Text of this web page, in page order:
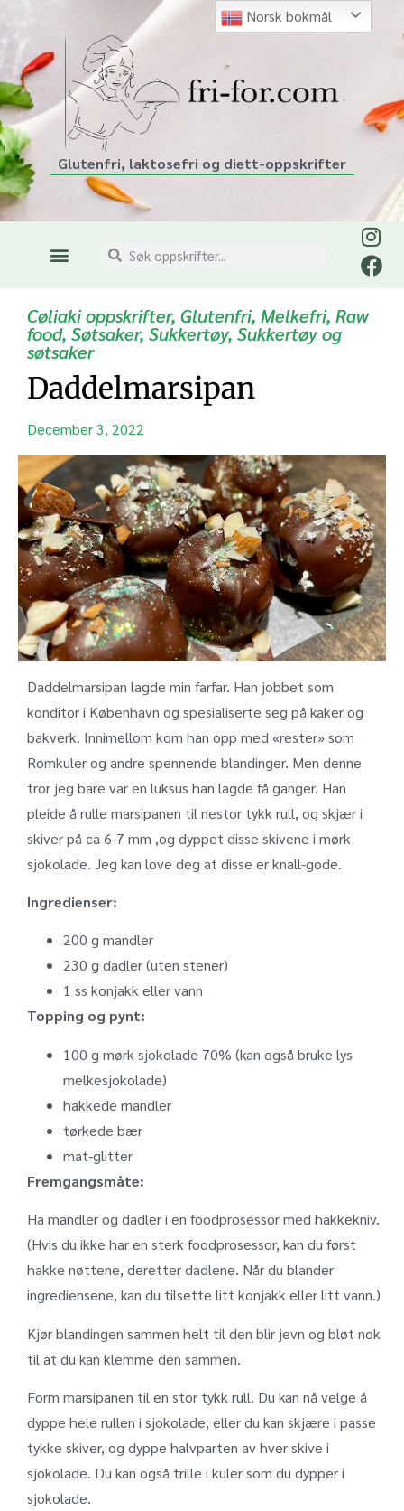
Glutenfri, laktosefri og diett-oppskrifter
Cøliaki oppskrifter, Glutenfri, Melkefri, Raw
food, Søtsaker, Sukkertøy, Sukkertøy og
søtsaker
Daddelmarsipan
December 3, 2022
Daddelmarsipan lagde min farfar. Han jobbet som
konditor i København og spesialiserte seg på kaker og
bakverk. Innimellom kom han opp med «rester» som
Romkuler og andre spennende blandinger. Men denne
tror jeg bare var en luksus han lagde få ganger. Han
pleide å rulle marsipanen til nestor tykk rull, og skjær i
skiver på ca 6-7 mm ,og dyppet disse skivene i mørk
sjokolade. Jeg kan love deg at disse er knall-gode.
Ingredienser:
200 g mandler
230 g dadler (uten stener)
1 ss konjakk eller vann
Topping og pynt:
100 g mørk sjokolade 70% (kan også bruke lys
melkesjokolade)
hakkede mandler
tørkede bær
mat-glitter
Fremgangsmåte:
Ha mandler og dadler i en foodprosessor med hakkekniv.
(Hvis du ikke har en sterk foodprosessor, kan du først
hakke nøttene, deretter dadlene. Når du blander
ingrediensene, kan du tilsette litt konjakk eller litt vann.)
Kjør blandingen sammen helt til den blir jevn og bløt nok
til at du kan klemme den sammen.
Form marsipanen til en stor tykk rull. Du kan nå velge å
dyppe hele rullen i sjokolade, eller du kan skjære i passe
tykke skiver, og dyppe halvparten av hver skive i
sjokolade. Du kan også trille i kuler som du dypper i
sjokolade.
Norsk bokmål